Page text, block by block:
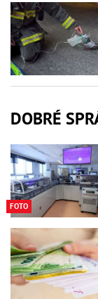
DOBRÉ
FOTO